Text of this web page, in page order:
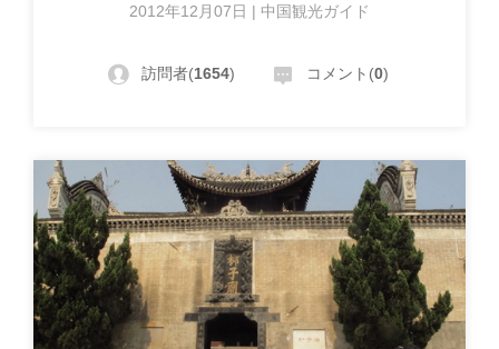
2012年12月07日 | 中国観光ガイド
訪問者(1654) コメント(0)